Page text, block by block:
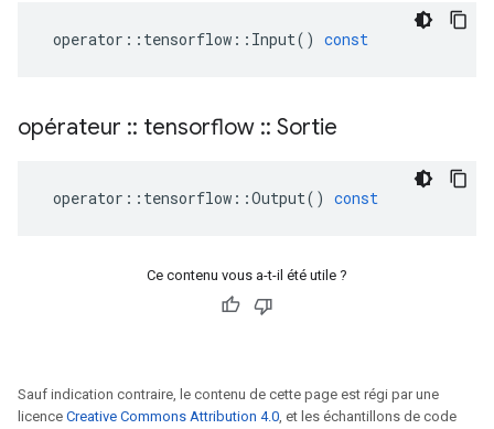
operator :: tensorflow :: Input() const
opérateur :: tensorflow :: Sortie
operator :: tensorflow ::Output() const
Ce contenu vous a-t-il été utile ?
Sauf indication contraire, le contenu de cette page est régi par une
licence Creative Commons Attribution 4.0, et les échantillons de code